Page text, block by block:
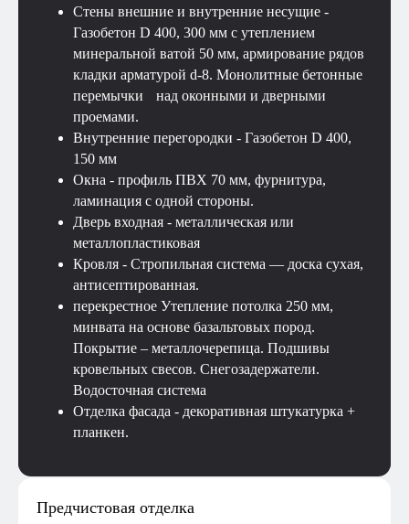
Стены внешние и внутренние несущие -
Газобетон D 400, 300 мм с утеплением
минеральной ватой 50 мм, армирование рядов
кладки арматурой d-8. Монолитные бетонные
перемычки над оконными и дверными
проемами.
Внутренние перегородки - Газобетон D 400,
150 мм
Окна - профиль ПВХ 70 мм, фурнитура,
ламинация с одной стороны.
Дверь входная - металлическая или
металлопластиковая
Кровля - Стропильная система — доска сухая,
антисептированная.
перекрестное Утепление потолка 250 мм,
минвата на основе базальтовых пород.
Покрытие – металлочерепица. Подшивы
кровельных свесов. Снегозадержатели.
Водосточная система
Отделка фасада - декоративная штукатурка +
планкен.
Предчистовая отделка